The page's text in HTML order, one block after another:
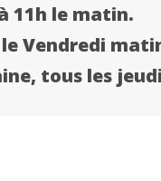
11h le matin.
Vendredi
tous les